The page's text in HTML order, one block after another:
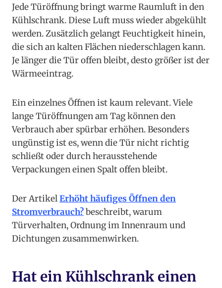
Jede Türöffnung bringt warme Raumluft in den
Kühlschrank. Diese Luft muss wieder abgekühlt
werden. Zusätzlich gelangt Feuchtigkeit hinein,
die sich an kalten Flächen niederschlagen kann.
Je länger die Tür offen bleibt, desto größer ist der
Wärmeeintrag.
Ein einzelnes Öffnen ist kaum relevant. Viele
lange Türöffnungen am Tag können den
Verbrauch aber spürbar erhöhen. Besonders
ungünstig ist es, wenn die Tür nicht richtig
schließt oder durch herausstehende
Verpackungen einen Spalt offen bleibt.
Der ArtikelErhöht häufiges Öffnen den
Stromverbrauch?beschreibt, warum
Türverhalten, Ordnung im Innenraum und
Dichtungen zusammenwirken.
Hat ein Kühlschrank einen